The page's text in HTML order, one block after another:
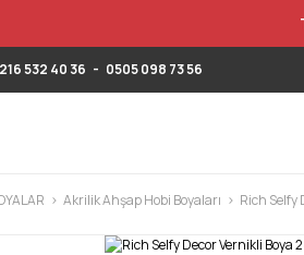
532 40 36 - 0505 098 73 56
Akrilik Ahşap Hobi Boyaları Rich Selfy